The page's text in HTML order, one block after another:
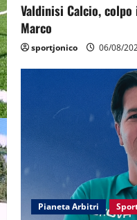
Valdinisi Calcio,
Marco
sportjonico 06/08/
Pianeta Arbitri